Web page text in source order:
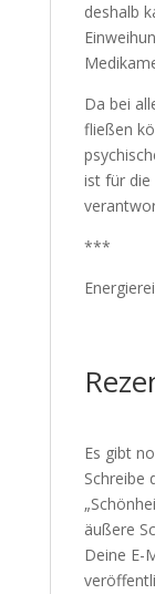
deshalb
Da bei
fließen
ist für die
***
Es gibt
Schreibe
äußere
Deine E-